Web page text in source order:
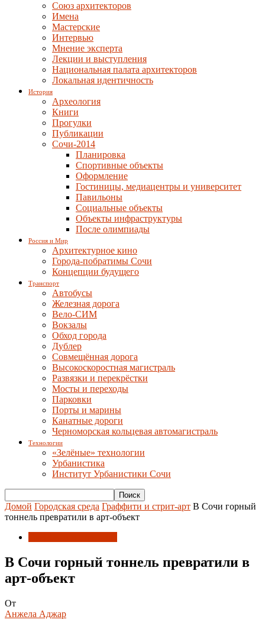
Союз архитекторов
Имена
Мастерские
Интервью
Мнение эксперта
Лекции и выступления
Национальная палата архитекторов
Локальная идентичность
История
Археология
Книги
Прогулки
Публикации
Сочи-2014
Планировка
Спортивные объекты
Оформление
Гостиницы, медиацентры и университет
Павильоны
Социальные объекты
Объекты инфраструктуры
После олимпиады
Россия и Мир
Архитектурное кино
Города-побратимы Сочи
Концепции будущего
Транспорт
Автобусы
Железная дорога
Вело-СИМ
Вокзалы
Обход города
Дублер
Совмещённая дорога
Высокоскоростная магистраль
Развязки и перекрёстки
Мосты и переходы
Парковки
Порты и марины
Канатные дороги
Черноморская кольцевая автомагистраль
Технологии
«Зелёные» технологии
Урбанистика
Институт Урбанистики Сочи
Домой Городская среда Граффити и стрит-арт В Сочи горный
тоннель превратили в арт-объект
В Сочи горный тоннель превратили в
арт-объект
От
Анжела Аджар